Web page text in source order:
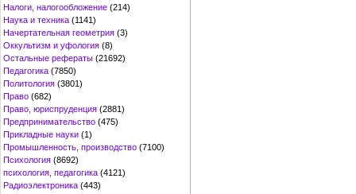
Налоги, налогообложение (214)
Наука и техника (1141)
Начертательная геометрия (3)
Оккультизм и уфология (8)
Остальные рефераты (21692)
Педагогика (7850)
Политология (3801)
Право (682)
Право, юриспруденция (2881)
Предпринимательство (475)
Прикладные науки (1)
Промышленность, производство (7100)
Психология (8692)
психология, педагогика (4121)
Радиоэлектроника (443)